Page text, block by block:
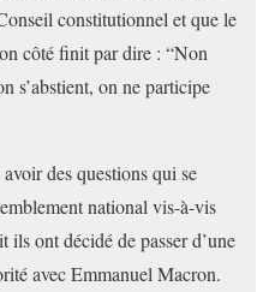
constitutionnel et que le
côté finit par dire : “Non
s’abstient, on ne participe
des questions qui se
national vis-à-vis
ils ont décidé de passer d’une
avec Emmanuel Macron.